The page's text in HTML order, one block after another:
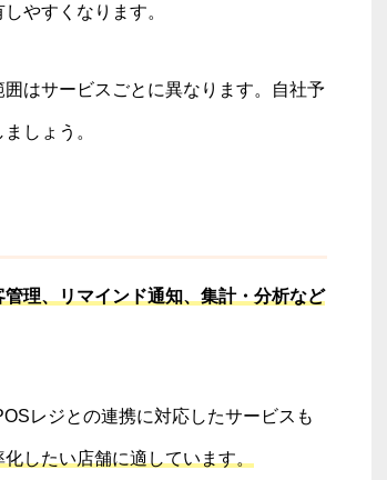
やすくなります。
はサービスごとに異なります。自社予
しょう。
理、リマインド通知、集計・分析など
レジとの連携に対応したサービスも
したい店舗に適しています。